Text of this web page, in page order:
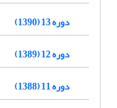
دوره 13 (1390)
دوره 12 (1389)
دوره 11 (1388)